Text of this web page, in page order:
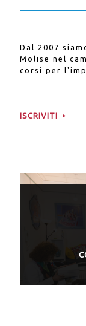
Dal 2007
Molise nel
corsi per
ISCRIVITI